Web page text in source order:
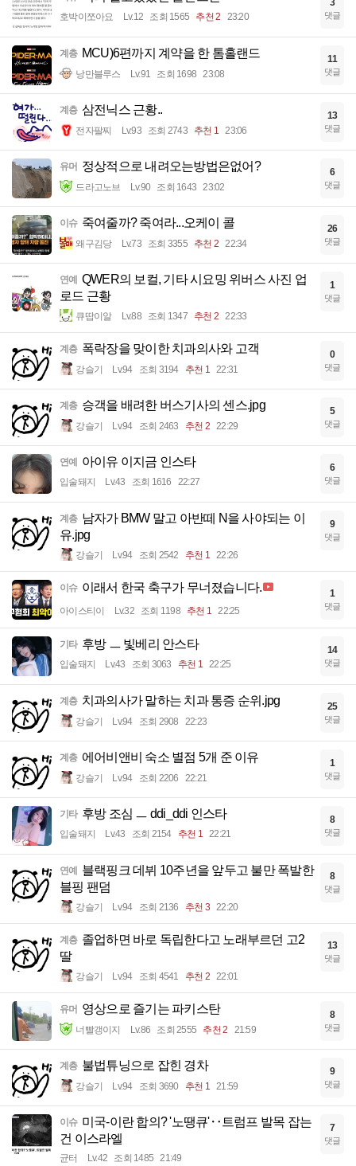
호박이쪼아요 Lv.12 조회 1565 추천 2 23:20
3
댓글
계층 MCU)6편까지 계약을 한 톰홀랜드
낭만블루스 Lv.91 조회 1698 23:08
11
댓글
계층 삼전닉스 근황..
전자팔찌 Lv.93 조회 2743 추천 1 23:06
13
댓글
유머 정상적으로 내려오는방법은없어?
드라고노브 Lv.90 조회 1643 23:02
6
댓글
이슈 죽여줄까? 죽여라...오케이 콜
왜구김당 Lv.73 조회 3355 추천 2 22:34
26
댓글
연예
QWER의 보컬, 기타 시요밍 위버스 사진 업
로드 근황
큐땁이알 Lv.88 조회 1347 추천 2 22:33
1
댓글
계층 폭락장을 맞이한 치과의사와 고객
강슬기 Lv.94 조회 3194 추천 1 22:31
0
댓글
계층 승객을 배려한 버스기사의 센스.jpg
강슬기 Lv.94 조회 2463 추천 2 22:29
5
댓글
연예 아이유 이지금 인스타
입술돼지 Lv.43 조회 1616 22:27
6
댓글
계층 남자가 BMW 말고 아반떼 N을 사야되는 이
유.jpg
강슬기 Lv.94 조회 2542 추천 1 22:26
9
댓글
이슈 이래서 한국 축구가 무너졌습니다.
아이스티이 Lv.32 조회 1198 추천 1 22:25
1
댓글
기타 후방 ㅡ 빛베리 안스타
입술돼지 Lv.43 조회 3063 추천 1 22:25
14
댓글
계층 치과의사가 말하는 치과 통증 순위.jpg
강슬기 Lv.94 조회 2908 22:23
25
댓글
계층 에어비앤비 숙소 별점 5개 준 이유
강슬기 Lv.94 조회 2206 22:21
1
댓글
기타 후방 조심 ㅡ ddi_ddi 인스타
입술돼지 Lv.43 조회 2154 추천 1 22:21
8
댓글
연예
블랙핑크 데뷔 10주년을 앞두고 불만 폭발한
블핑 팬덤
강슬기 Lv.94 조회 2136 추천 3 22:20
8
댓글
계층 졸업하면 바로 독립한다고 노래부르던 고2
딸
강슬기 Lv.94 조회 4541 추천 2 22:01
13
댓글
유머 영상으로 즐기는 파키스탄
너빨갱이지 Lv.86 조회 2555 추천 2 21:59
8
댓글
계층 불법튜닝으로 잡힌 경차
강슬기 Lv.94 조회 3690 추천 1 21:59
9
댓글
이슈 미국-이란 합의? '노땡큐'‥트럼프 발목 잡는
건 이스라엘
균터 Lv.42 조회 1485 21:49
7
댓글